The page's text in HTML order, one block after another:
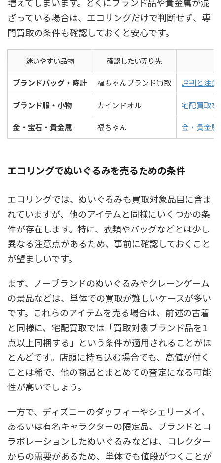
ざっている場合は、エコリングだけで判断せず、専
門買取の条件も確認しておくと安心です。
迷いやすい品物 確認したい売り先
ブランドバッグ・時計 福ちゃんブランド買取 評判と注意
ブランド服・小物 カインドオル 宅配買取を
金・宝石・貴金属 福ちゃん 金・貴金
エコリングでぬいぐるみを売るための条件
エコリングでは、ぬいぐるみも買取対象品目に含ま
れていますが、他のアイテムと同様にいくつかの条
件が存在します。特に、衣類やバッグなどとは少し
異なる注意点があるため、事前に確認しておくこと
が望ましいです。
まず、ノーブランドのぬいぐるみやクレーンゲーム
の景品などは、単体での買取が難しいケースが多い
です。これらのアイテムを売る場合は、前述の古着
と同様に、宅配買取では「買取対象ブランド品を1
点以上同梱する」という条件が適用されることがほ
とんどです。店頭に持ち込む場合でも、高値が付く
ことは稀で、他の商品とまとめての査定になる可能
性が高いでしょう。
一方で、ディズニーのダッフィーやシェリーメイ、
あるいは有名キャラクターの限定品、ブランドとコ
ラボレーションしたぬいぐるみなどは、コレクター
からの需要があるため、単体でも値段がつくことが